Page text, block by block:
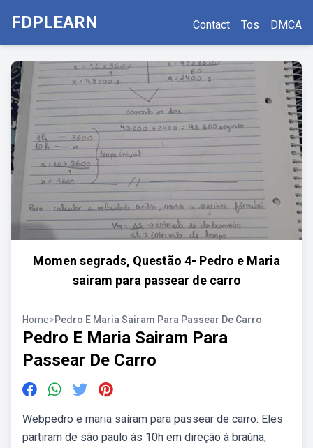
FDPLEARN Contact Tos DMCA
Momen segrads, Questão 4- Pedro e Maria
sairam para passear de carro
Home>Pedro E Maria Sairam Para Passear De Carro
Pedro E Maria Sairam Para
Passear De Carro
Webpedro e maria saíram para passear de carro. Eles
partiram de são paulo às 10h em direção à braúna,